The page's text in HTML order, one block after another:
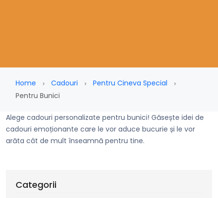
Home Cadouri
Pentru Cineva Special
Pentru Bunici
Alege cadouri personalizate pentru bunici! Găsește idei de
cadouri emoționante care le vor aduce bucurie și le vor
arăta cât de mult înseamnă pentru tine.
Categorii